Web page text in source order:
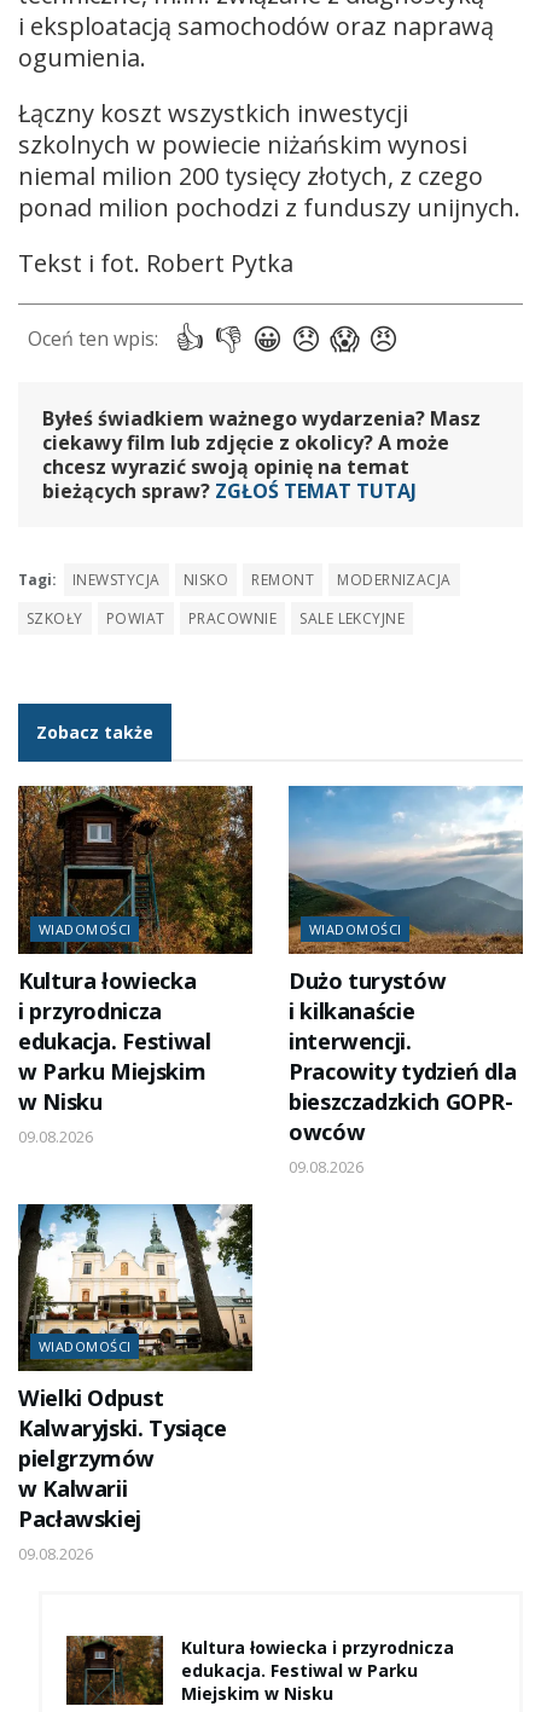
i eksploatacją samochodów oraz naprawą
ogumienia.
Łączny koszt wszystkich inwestycji
szkolnych w powiecie niżańskim wynosi
niemal milion 200 tysięcy złotych, z czego
ponad milion pochodzi z funduszy unijnych.
Tekst i fot. Robert Pytka
Byłeś świadkiem ważnego wydarzenia? Masz
ciekawy film lub zdjęcie z okolicy? A może
chcesz wyrazić swoją opinię na temat
bieżących spraw? ZGŁOŚ TEMAT TUTAJ
Tagi: INEWSTYCJA NISKO REMONT
MODERNIZACJA
SZKOŁY
POWIAT PRACOWNIE SALE LEKCYJNE
Zobacz także
WIADOMOŚCI
Kultura łowiecka
i przyrodnicza
edukacja. Festiwal
w Parku Miejskim
w Nisku
09.08.2026
WIADOMOŚCI
Dużo turystów
i kilkanaście
interwencji.
Pracowity tydzień dla
bieszczadzkich GOPR-
owców
09.08.2026
WIADOMOŚCI
Wielki Odpust
Kalwaryjski. Tysiące
pielgrzymów
w Kalwarii
Pacławskiej
09.08.2026
Kultura łowiecka i przyrodnicza
edukacja. Festiwal w Parku
Miejskim w Nisku